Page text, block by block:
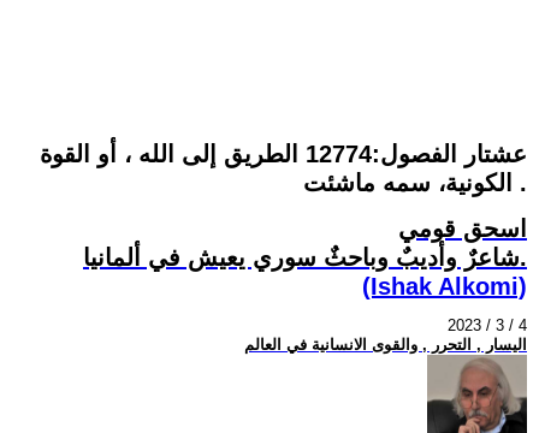
عشتار الفصول:12774 الطريق إلى الله ، أو القوة
الكونية، سمه ماشئت .
اسحق قومي
شاعرٌ وأديبٌ وباحثٌ سوري يعيش في ألمانيا.
(Ishak Alkomi)
2023 / 3 / 4
اليسار , التحرر , والقوى الانسانية في العالم